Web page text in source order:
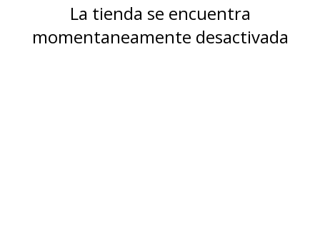
La tienda se encuentra
momentaneamente desactivada